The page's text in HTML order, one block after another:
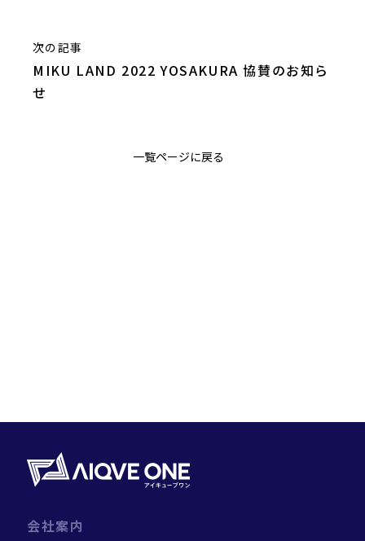
次の記事
MIKU LAND 2022 YOSAKURA 協賛のお知ら
せ
一覧ページに戻る
会社案内